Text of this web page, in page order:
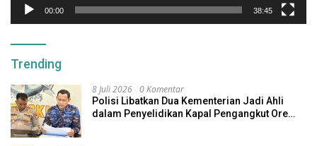
00:00 38:45
Trending
8 Juli 2026 0 Komentar
Polisi Libatkan Dua Kementerian Jadi Ahli
dalam Penyelidikan Kapal Pengangkut Ore